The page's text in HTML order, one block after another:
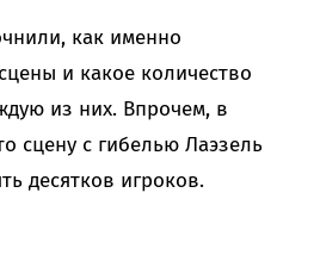
как именно
и какое количество
из них. Впрочем, в
сцену с гибелью Лаэзель
десятков игроков.